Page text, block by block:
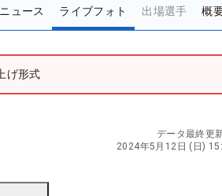
ニュース ライブフォト 出場選手 概
げ形式
データ最終更
2024年5月12日 (日)